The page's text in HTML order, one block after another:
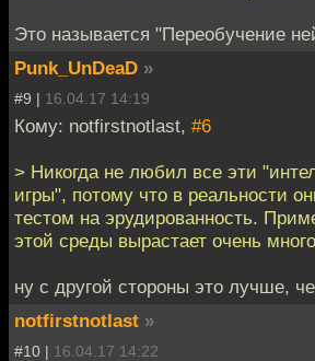
Это называется "Переобучение
Punk_UnDeaD »
#9 | 16.04.17 14:19
Кому: notfirstnotlast, #6
> Никогда не любил все эти
игры", потому что в реальности
тестом на эрудированность.
этой среды вырастает очень
ну с другой стороны это лучше,
notfirstnotlast »
#10 | 16.04.17 14:22